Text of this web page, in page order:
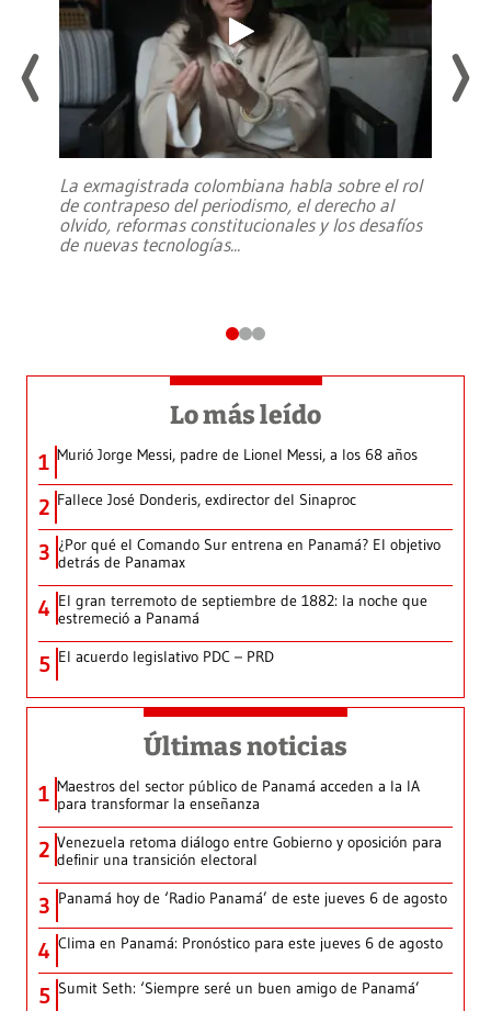
La exmagistrada colombiana habla sobre el rol
de contrapeso del periodismo, el derecho al
olvido, reformas constitucionales y los desafíos
de nuevas tecnologías...
Lo más leído
1 Murió Jorge Messi, padre de Lionel Messi, a los 68 años
2 Fallece José Donderis, exdirector del Sinaproc
3 ¿Por qué el Comando Sur entrena en Panamá? El objetivo
detrás de Panamax
4 El gran terremoto de septiembre de 1882: la noche que
estremeció a Panamá
5 El acuerdo legislativo PDC – PRD
Últimas noticias
1 Maestros del sector público de Panamá acceden a la IA
para transformar la enseñanza
2 Venezuela retoma diálogo entre Gobierno y oposición para
definir una transición electoral
3 Panamá hoy de ‘Radio Panamá’ de este jueves 6 de agosto
4 Clima en Panamá: Pronóstico para este jueves 6 de agosto
5 Sumit Seth: ‘Siempre seré un buen amigo de Panamá’